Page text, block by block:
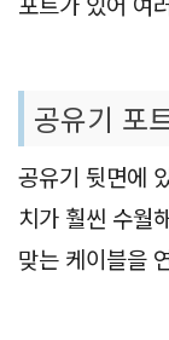
공유기 포
공유기 뒷면에
치가 훨씬 수월
맞는 케이블을